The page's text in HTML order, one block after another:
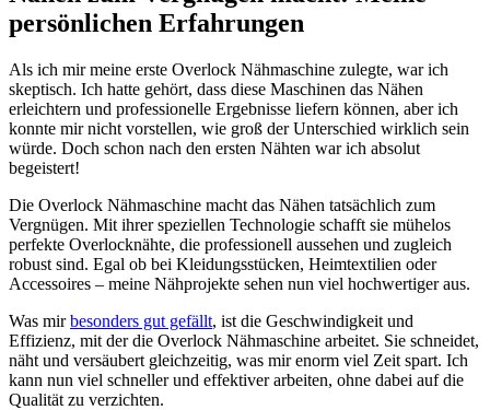
persönlichen Erfahrungen
Als ich mir meine erste Overlock Nähmaschine zulegte, war ich
skeptisch. Ich hatte gehört, dass diese Maschinen das Nähen
erleichtern und professionelle Ergebnisse liefern können, aber ich
konnte mir nicht vorstellen, wie groß der Unterschied wirklich sein
würde. Doch schon nach den ersten Nähten war ich absolut
begeistert!
Die Overlock Nähmaschine macht das Nähen tatsächlich zum
Vergnügen. Mit ihrer speziellen Technologie schafft sie mühelos
perfekte Overlocknähte, die professionell aussehen und zugleich
robust sind. Egal ob bei Kleidungsstücken, Heimtextilien oder
Accessoires – meine Nähprojekte sehen nun viel hochwertiger aus.
Was mirbesonders gut gefällt, ist die Geschwindigkeit und
Effizienz, mit der die Overlock Nähmaschine arbeitet. Sie schneidet,
näht und versäubert gleichzeitig, was mir enorm viel Zeit spart. Ich
kann nun viel schneller und effektiver arbeiten, ohne dabei auf die
Qualität zu verzichten.